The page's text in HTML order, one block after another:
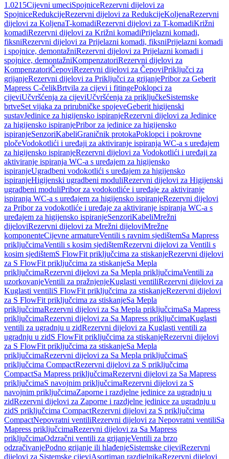
1.0215Cijevni umeciSpojniceRezervni dijelovi za
SpojniceRedukcijeRezervni dijelovi za RedukcijeKoljenaRezervni
dijelovi za KoljenaT-komadiRezervni dijelovi za T-komadiKrižni
komadiRezervni dijelovi za Križni komadiPrijelazni komadi,
fiksniRezervni dijelovi za Prijelazni komadi, fiksniPrijelazni komadi
i spojnice, demontažniRezervni dijelovi za Prijelazni komadi i
spojnice, demontažniKompenzatoriRezervni dijelovi za
KompenzatoriČepoviRezervni dijelovi za ČepoviPriključci za
grijanjeRezervni dijelovi za Priključci za grijanjePribor za Geberit
Mapress C-čelikBrtvila za cijevi i fitingePoklopci za
cijeviUčvršćenja za cijeviUčvršćenja za priključkeSistemske
brtveSet vijaka za prirubničke spojeveGeberit higijenski
sustavJedinice za higijensko ispiranjeRezervni dijelovi za Jedinice
za higijensko ispiranjePribor za jedinice za higijensko
ispiranjeSenzoriKabeliGraničnik protokaPoklopci i pokrovne
pločeVodokotlići i uređaji za aktiviranje ispiranja WC-a s uređajem
za higijensko ispiranjeRezervni dijelovi za Vodokotlići i uređaji za
aktiviranje ispiranja WC-a s uređajem za higijensko
ispiranjeUgradbeni vodokotlići s uređajem za higijensko
ispiranjeHigijenski ugradbeni moduliRezervni dijelovi za Higijenski
ugradbeni moduliPribor za vodokotliće i uređaje za aktiviranje
ispiranja WC-a s uređajem za higijensko ispiranjeRezervni dijelovi
za Pribor za vodokotliće i uređaje za aktiviranje ispiranja WC-a s
uređajem za higijensko ispiranjeSenzoriKabeliMrežni
dijeloviRezervni dijelovi za Mrežni dijeloviMrežne
komponenteCijevne armatureVentili s ravnim sjedištemSa Mapress
priključcimaVentili s kosim sjedištemRezervni dijelovi za Ventili s
kosim sjedištemS FlowFit priključcima za stiskanjeRezervni dijelovi
za S FlowFit priključcima za stiskanjeSa Mepla
priključcimaRezervni dijelovi za Sa Mepla priključcimaVentili za
uzorkovanjeVentili za pražnjenjeKuglasti ventiliRezervni dijelovi za
Kuglasti ventiliS FlowFit priključcima za stiskanjeRezervni dijelovi
za S FlowFit priključcima za stiskanjeSa Mepla
priključcimaRezervni dijelovi za Sa Mepla priključcimaSa Mapress
priključcimaRezervni dijelovi za Sa Mapress priključcimaKuglasti
ventili za ugradnju u zidRezervni dijelovi za Kuglasti ventili za
ugradnju u zidS FlowFit priključcima za stiskanjeRezervni dijelovi
za S FlowFit priključcima za stiskanjeSa Mepla
priključcimaRezervni dijelovi za Sa Mepla priključcimaS
priključcima CompactRezervni dijelovi za S priključcima
CompactSa Mapress priključcimaRezervni dijelovi za Sa Mapress
priključcimaS navojnim priključcimaRezervni dijelovi za S
navojnim priključcimaZaporne i razdjelne jedinice za ugradnju u
zidRezervni dijelovi za Zaporne i razdjelne jedinice za ugradnju u
zidS priključcima CompactRezervni dijelovi za S priključcima
CompactNepovratni ventiliRezervni dijelovi za Nepovratni ventiliSa
Mapress priključcimaRezervni dijelovi za Sa Mapress
priključcimaOdzračni ventili za grijanjeVentili za brzo
odzračivanjePodno grijanje ili hlađenjeSistemske cijeviRezervni
dijelovi za Sistemske cijeviAsortiman razdjelnikaRezervni dijelovi